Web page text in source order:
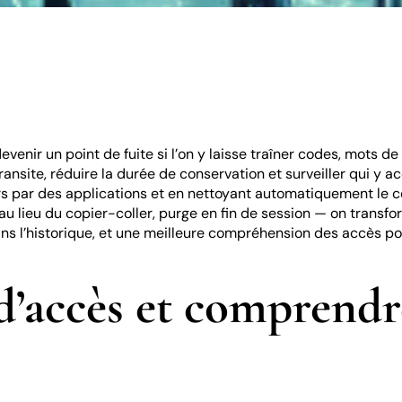
un point de fuite si l’on y laisse traîner codes, mots
réduire la durée de conservation et surveiller qui y
des applications et en nettoyant automatiquement le
lieu du copier-coller, purge en fin de session — on
l’historique, et une meilleure compréhension des accès
et